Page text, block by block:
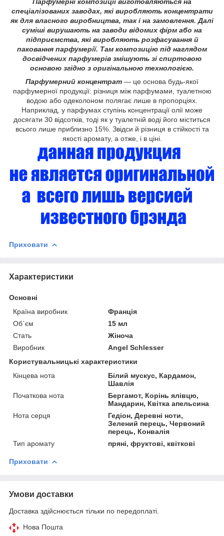
спеціалізованих заводах, які виробляють концентрати
як для власного виробництва, так і на замовлення. Далі
суміші вирушають на заводи відомих фірм або на
підприємства, які виробляють розфасування й
паковання парфумерії. Там композицію під наглядом
досвідчених парфумерів змішують зі спиртовою
основою згідно з оригінальною технологією.
Парфумерний концентрат — це основа будь-якої
парфумерної продукції: різниця між парфумами, туалетною
водою або одеколоном полягає лише в пропорціях.
Наприклад, у парфумах ступінь концентрації олії може
досягати 30 відсотків, тоді як у туалетній воді його міститься
всього лише приблизно 15%. Звідси й різниця в стійкості та
якості аромату, а отже, і в ціні.
Приховати
Характеристики
Основні
Країна виробник
Франція
Об`єм
15 мл
Стать
Жіноча
Виробник
Angel Schlesser
Користувальницькі характеристики
Кінцева нота
Білий мускус, Кардамон,
Шавлія
Початкова нота
Бергамот, Корінь ялівцю,
Мандарин, Квітка апельсина
Нота серця
Гедіон, Деревні ноти,
Зелений перець, Червоний
перець, Конвалія
Тип аромату
пряні, фруктові, квіткові
Приховати
Умови доставки
Доставка здійснюється тільки по передоплаті.
Нова Пошта